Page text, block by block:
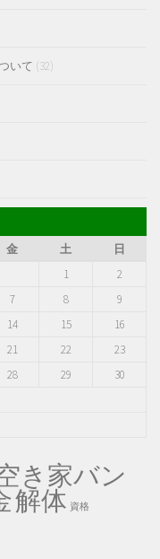
いて (32)
金 土 日
1
2
7 8
9
14 15
16
21 22
23
28 29
30
き家バン
解体 資格